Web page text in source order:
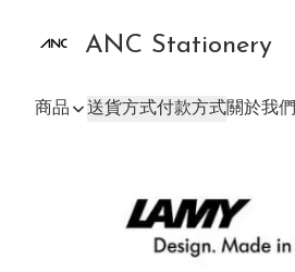
ANC Stationery
商品 送貨方式付款方式關於我們